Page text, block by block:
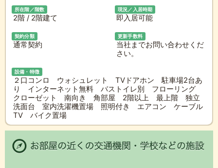
所在階／階数
2階 / 2階建て
現況／入居時期
即入居可能
契約分類
通常契約
更新手数料
当社までお問い合わせくだ
さい。
設備・特徴
２口コンロ ウォシュレット TVドアホン 駐車場2台あ
り インターネット無料 バストイレ別 フローリング
クローゼット 南向き 角部屋 2階以上 最上階 独立
洗面台 室内洗濯機置場 照明付き エアコン ケーブル
TV バイク置場